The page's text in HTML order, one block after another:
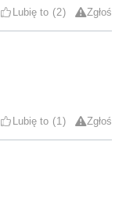
Lubię to 2 Zgłoś
Lubię to 1 Zgłoś